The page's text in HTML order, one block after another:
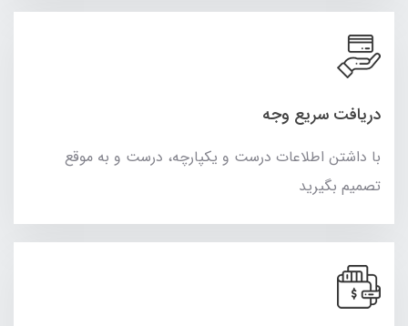
دریافت سریع وجه
با داشتن اطلاعات درست و یکپارچه، درست و به موقع
تصمیم بگیرید